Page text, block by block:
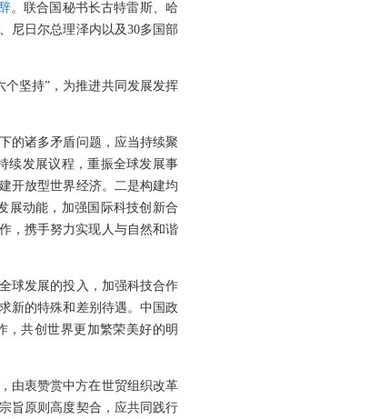
。联合国秘书长古特雷斯、哈
尼日尔总理泽内以及30多国部
坚持”，为推进共同发展发挥
的诸多矛盾问题，应当持续聚
续发展议程，重振全球发展事
开放型世界经济。二是构建均
展动能，加强国际科技创新合
，携手努力实现人与自然和谐
球发展的投入，加强科技合作
新的特殊和差别待遇。中国政
，共创世界更加繁荣美好的明
由衷赞赏中方在世贸组织改革
旨原则高度契合，应共同践行